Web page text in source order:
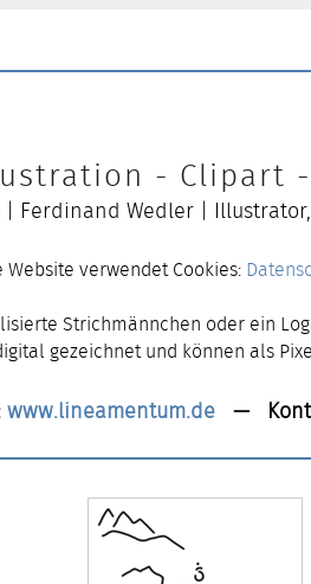
- Clipart
Ferdinand Wedler |
Website verwendet Cookies:
Strichmännchen oder ein
gezeichnet und können als
www.lineamentum.de—